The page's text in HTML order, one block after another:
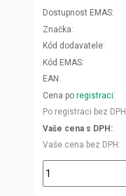
Dostupnost EMAS
Značka
Kód dodavatele
Kód EMAS
EAN
Cena po registraci
Po registraci bez DPH
Vaše cena s DPH
Vaše cena bez DPH